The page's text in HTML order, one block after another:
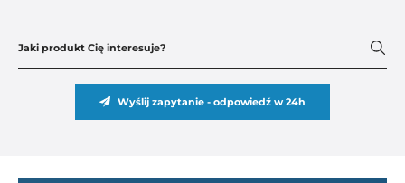
Wyślij zapytanie - odpowiedź w 24h